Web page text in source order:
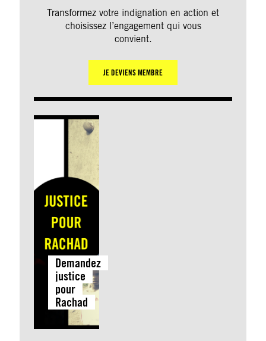
Transformez votre indignation en action et
choisissez l’engagement qui vous
convient.
JE DEVIENS MEMBRE
Demandez
justice
pour
Rachad